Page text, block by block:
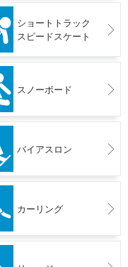
ショートトラック
スピードスケート
スノーボード
バイアスロン
カーリング